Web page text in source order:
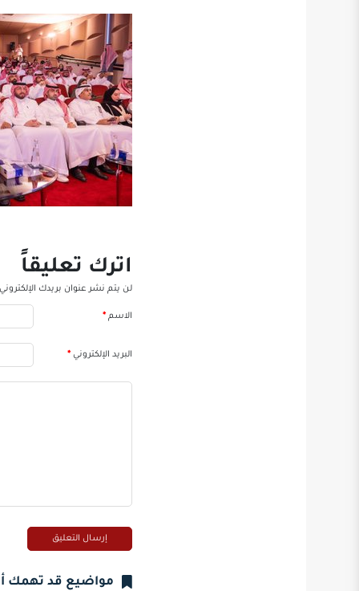
اترك تعليقاً
لن يتم نشر عنوان بريدك
الاسم*
البريد الإلكتروني*
مواضيع قد تهمك